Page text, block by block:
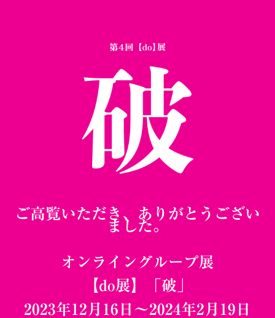
ご高覧いただき、ありがとうござい
ました。
オンライングループ展
【do展】「破」
2023年12月16日〜2024年2月19日